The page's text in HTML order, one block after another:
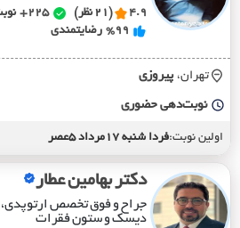
4.9 (21 نظر) 225+
%99 رضایتمندی
تهران، پيروزي
نوبت‌دهی حضوری
اولین نوبت:فردا شنبه 17مرداد 5عصر
دکتر بهامین عطار
جراح و فوق تخصص ارتوپدی،
دیسک و ستون فقرات